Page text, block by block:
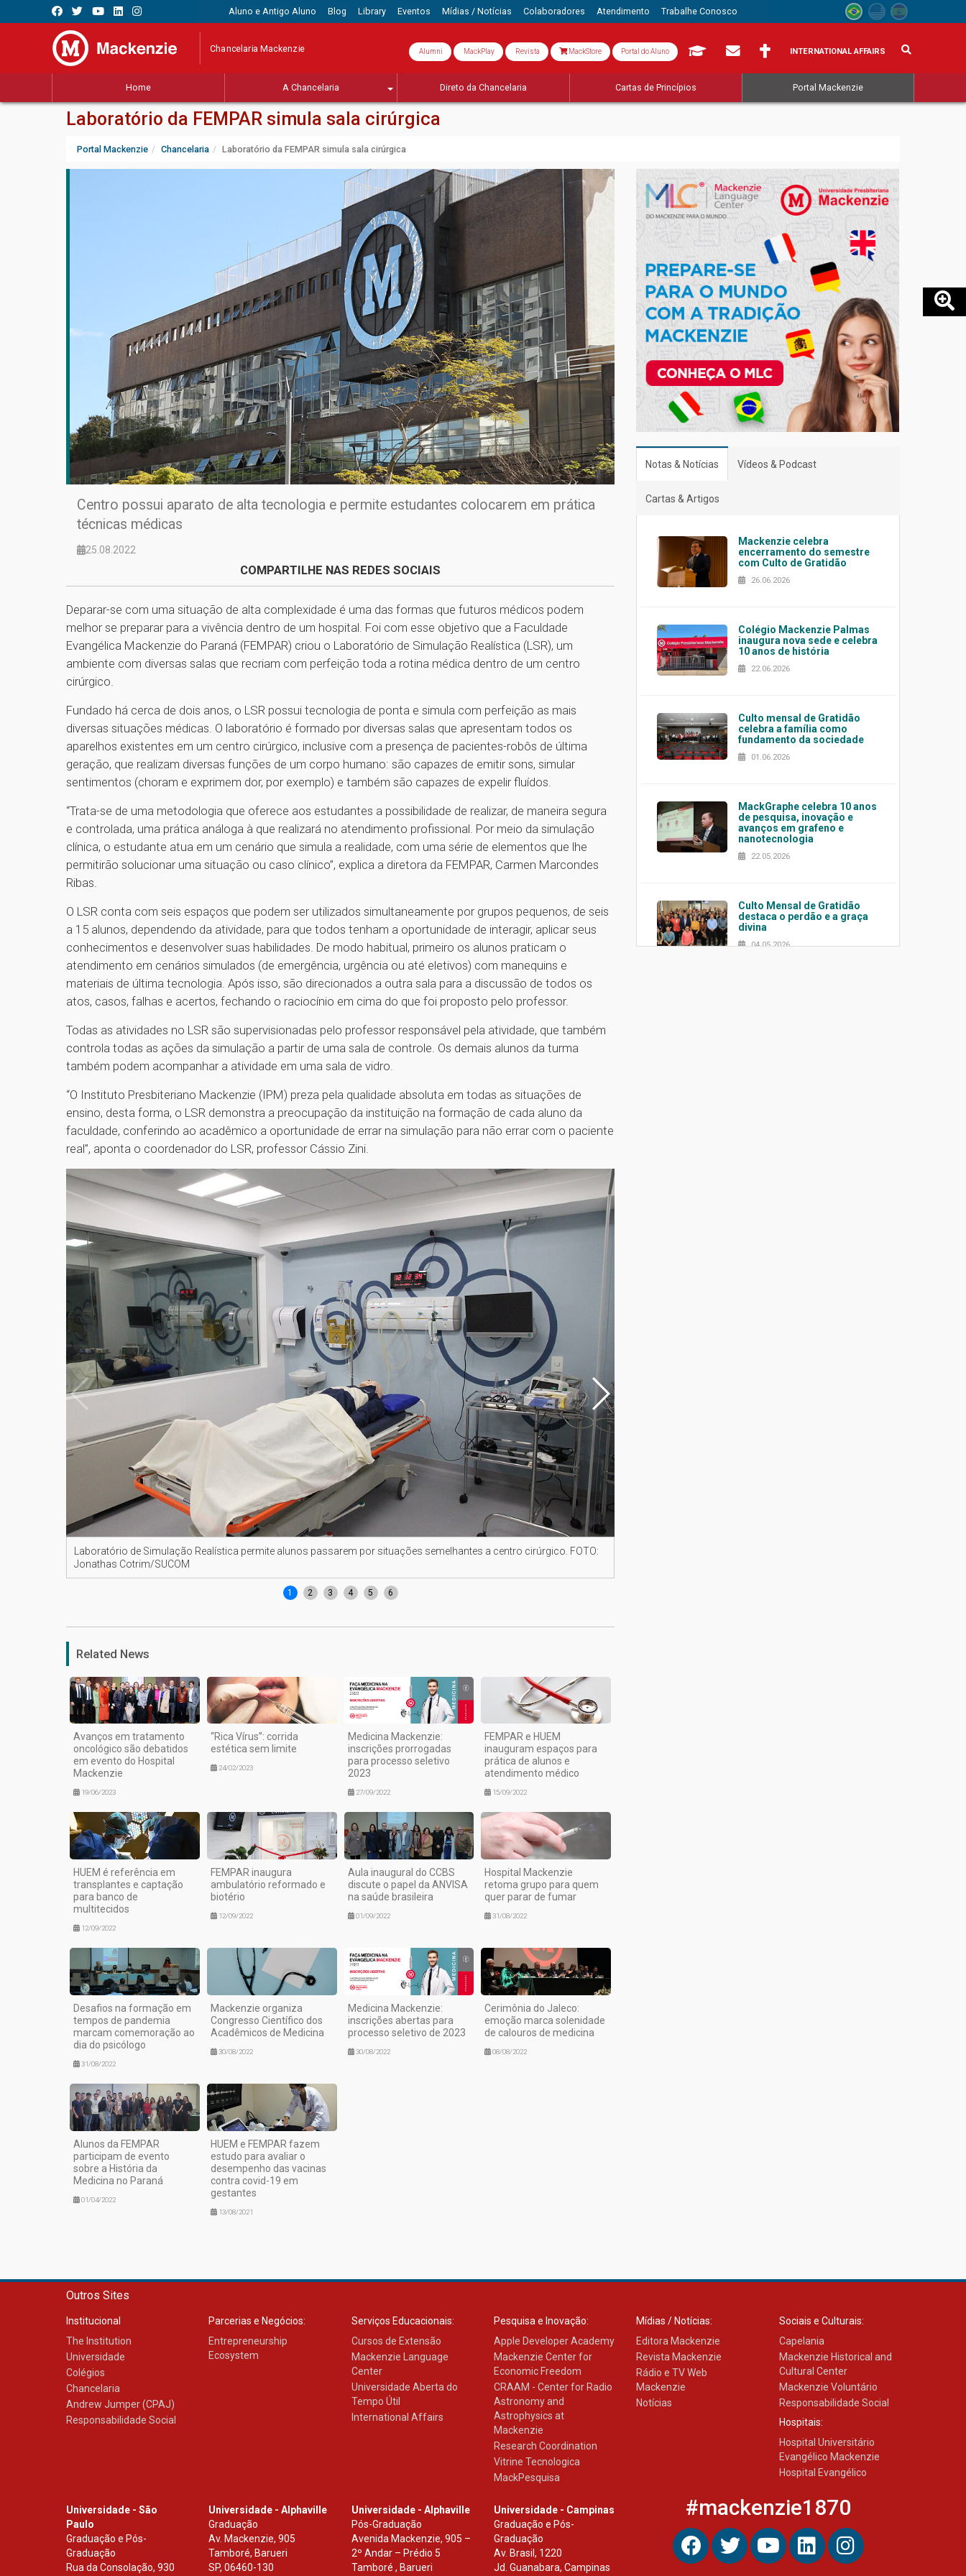
Aluno e Antigo Aluno Blog Library Eventos Mídias / Notícias Colaboradores Atendimento Trabalhe Conosco
Chancelaria Mackenzie Alumni MackPlay Revista MackStore Portal do Aluno INTERNATIONAL AFFAIRS
Home A Chancelaria Direto da Chancelaria Cartas de Princípios Portal Mackenzie
Laboratório da FEMPAR simula sala cirúrgica
Portal Mackenzie Chancelaria Laboratório da FEMPAR simula sala cirúrgica
Centro possui aparato de alta tecnologia e permite estudantes colocarem em prática
técnicas médicas
25.08.2022
COMPARTILHE NAS REDES SOCIAIS
Deparar-se com uma situação de alta complexidade é uma das formas que futuros médicos podem
melhor se preparar para a vivência dentro de um hospital. Foi com esse objetivo que a Faculdade
Evangélica Mackenzie do Paraná (FEMPAR) criou o Laboratório de Simulação Realística (LSR), um
ambiente com diversas salas que recriam com perfeição toda a rotina médica dentro de um centro
cirúrgico.
Fundado há cerca de dois anos, o LSR possui tecnologia de ponta e simula com perfeição as mais
diversas situações médicas. O laboratório é formado por diversas salas que apresentam todos os
aparelhos existentes em um centro cirúrgico, inclusive com a presença de pacientes-robôs de última
geração, que realizam diversas funções de um corpo humano: são capazes de emitir sons, simular
sentimentos (choram e exprimem dor, por exemplo) e também são capazes de expelir fluídos.
“Trata-se de uma metodologia que oferece aos estudantes a possibilidade de realizar, de maneira segura
e controlada, uma prática análoga à que realizará no atendimento profissional. Por meio da simulação
clínica, o estudante atua em um cenário que simula a realidade, com uma série de elementos que lhe
permitirão solucionar uma situação ou caso clínico”, explica a diretora da FEMPAR, Carmen Marcondes
Ribas.
O LSR conta com seis espaços que podem ser utilizados simultaneamente por grupos pequenos, de seis
a 15 alunos, dependendo da atividade, para que todos tenham a oportunidade de interagir, aplicar seus
conhecimentos e desenvolver suas habilidades. De modo habitual, primeiro os alunos praticam o
atendimento em cenários simulados (de emergência, urgência ou até eletivos) com manequins e
materiais de última tecnologia. Após isso, são direcionados a outra sala para a discussão de todos os
atos, casos, falhas e acertos, fechando o raciocínio em cima do que foi proposto pelo professor.
Todas as atividades no LSR são supervisionadas pelo professor responsável pela atividade, que também
controla todas as ações da simulação a partir de uma sala de controle. Os demais alunos da turma
também podem acompanhar a atividade em uma sala de vidro.
“O Instituto Presbiteriano Mackenzie (IPM) preza pela qualidade absoluta em todas as situações de
ensino, desta forma, o LSR demonstra a preocupação da instituição na formação de cada aluno da
faculdade, conferindo ao acadêmico a oportunidade de errar na simulação para não errar com o paciente
real”, aponta o coordenador do LSR, professor Cássio Zini.
Laboratório de Simulação Realística permite alunos passarem por situações semelhantes a centro cirúrgico. FOTO:
Jonathas Cotrim/SUCOM
1 2 3 4 5 6
Related News
Avanços em tratamento
oncológico são debatidos
em evento do Hospital
Mackenzie
19/06/2023
“Rica Vírus”: corrida
estética sem limite
24/02/2023
Medicina Mackenzie:
inscrições prorrogadas
para processo seletivo
2023
27/09/2022
FEMPAR e HUEM
inauguram espaços para
prática de alunos e
atendimento médico
15/09/2022
HUEM é referência em
transplantes e captação
para banco de
multitecidos
12/09/2022
FEMPAR inaugura
ambulatório reformado e
biotério
12/09/2022
Aula inaugural do CCBS
discute o papel da ANVISA
na saúde brasileira
01/09/2022
Hospital Mackenzie
retoma grupo para quem
quer parar de fumar
31/08/2022
Desafios na formação em
tempos de pandemia
marcam comemoração ao
dia do psicólogo
31/08/2022
Mackenzie organiza
Congresso Científico dos
Acadêmicos de Medicina
30/08/2022
Medicina Mackenzie:
inscrições abertas para
processo seletivo de 2023
30/08/2022
Cerimônia do Jaleco:
emoção marca solenidade
de calouros de medicina
08/08/2022
Alunos da FEMPAR
participam de evento
sobre a História da
Medicina no Paraná
01/04/2022
HUEM e FEMPAR fazem
estudo para avaliar o
desempenho das vacinas
contra covid-19 em
gestantes
13/08/2021
Notas & Notícias Vídeos & Podcast
Cartas & Artigos
Mackenzie celebra
encerramento do semestre
com Culto de Gratidão
26.06.2026
Colégio Mackenzie Palmas
inaugura nova sede e celebra
10 anos de história
22.06.2026
Culto mensal de Gratidão
celebra a família como
fundamento da sociedade
01.06.2026
MackGraphe celebra 10 anos
de pesquisa, inovação e
avanços em grafeno e
nanotecnologia
22.05.2026
Culto Mensal de Gratidão
destaca o perdão e a graça
divina
04.05.2026
Outros Sites
Institucional
The Institution
Universidade
Colégios
Chancelaria
Andrew Jumper (CPAJ)
Responsabilidade Social
Parcerias e Negócios:
Entrepreneurship
Ecosystem
Serviços Educacionais:
Cursos de Extensão
Mackenzie Language
Center
Universidade Aberta do
Tempo Útil
International Affairs
Pesquisa e Inovação:
Apple Developer Academy
Mackenzie Center for
Economic Freedom
CRAAM - Center for Radio
Astronomy and
Astrophysics at
Mackenzie
Research Coordination
Vitrine Tecnologica
MackPesquisa
Mídias / Notícias:
Editora Mackenzie
Revista Mackenzie
Rádio e TV Web
Mackenzie
Notícias
Sociais e Culturais:
Capelania
Mackenzie Historical and
Cultural Center
Mackenzie Voluntário
Responsabilidade Social
Hospitais:
Hospital Universitário
Evangélico Mackenzie
Hospital Evangélico
Universidade - São
Paulo
Graduação e Pós-
Graduação
Rua da Consolação, 930
Universidade - Alphaville
Graduação
Av. Mackenzie, 905
Tamboré, Barueri
SP,06460-130
Universidade - Alphaville
Pós-Graduação
Avenida Mackenzie, 905 –
2º Andar – Prédio 5
Tamboré , Barueri
Universidade - Campinas
Graduação e Pós-
Graduação
Av. Brasil, 1220
Jd. Guanabara, Campinas
#mackenzie1870